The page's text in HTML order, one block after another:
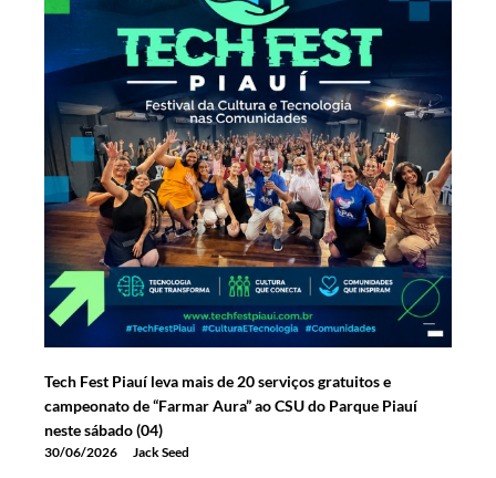
Tech Fest Piauí leva mais de 20 serviços gratuitos e
campeonato de “Farmar Aura” ao CSU do Parque Piauí
neste sábado (04)
30/06/2026 Jack Seed